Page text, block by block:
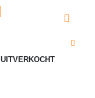
UITVERKOCHT